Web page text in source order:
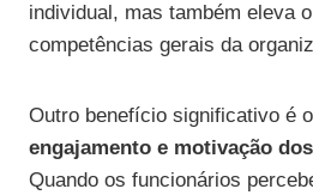
individual, mas também eleva
competências gerais da
Outro benefício significativo é
engajamento e motivação
Quando os funcionários